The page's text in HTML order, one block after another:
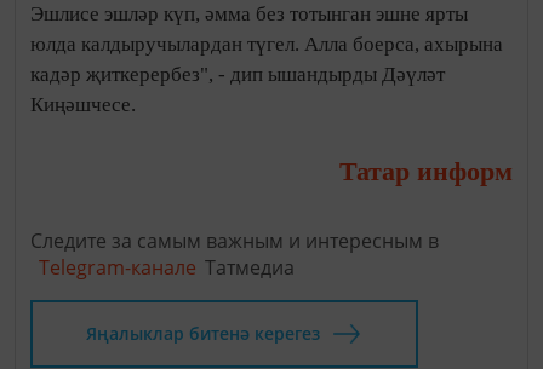
Эшлисе эшләр күп, әмма без тотынган эшне ярты
юлда калдыручылардан түгел. Алла боерса, ахырына
кадәр җиткерербез", - дип ышандырды Дәүләт
Киңәшчесе.
Татар информ
Следите за самым важным и интересным в
Telegram-канале Татмедиа
Яңалыклар битенә керегез